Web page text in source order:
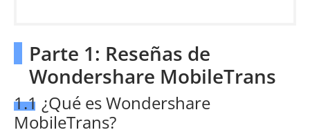
Parte 1: Reseñas de
Wondershare MobileTrans
1.1 ¿Qué es Wondershare
MobileTrans?